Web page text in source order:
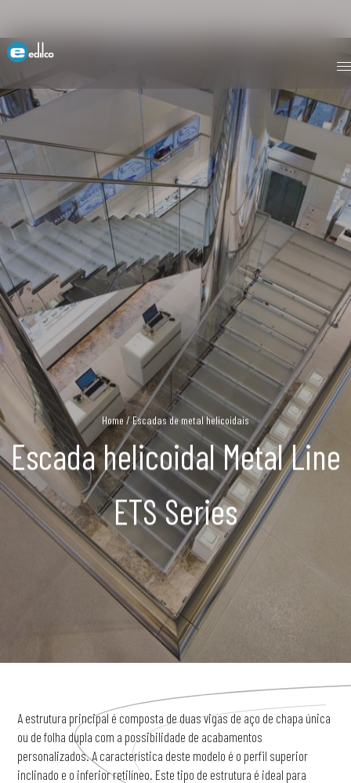
Home /Escadas de metal helicoidais
Escada helicoidal Metal Line
ETS Series
A estrutura principal é composta de duas vigas de aço de chapa única
ou de folha dupla com a possibilidade de acabamentos
personalizados. A característica deste modelo é o perfil superior
inclinado e o inferior retilíneo. Este tipo de estrutura é ideal para